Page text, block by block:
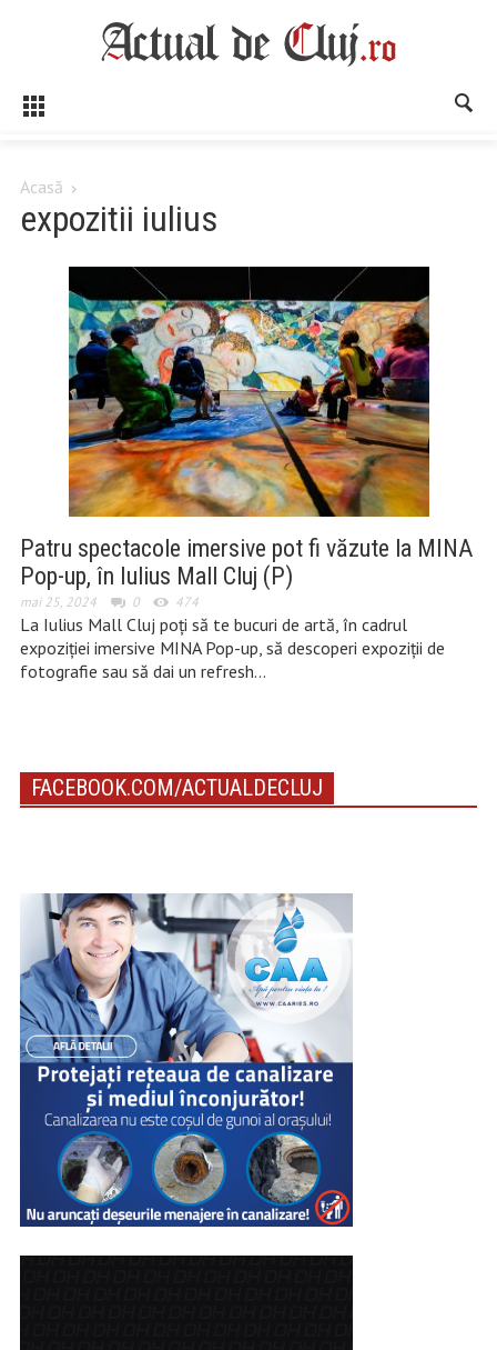
Acasă
expozitii iulius
Patru spectacole imersive pot fi văzute la MINA
Pop-up, în Iulius Mall Cluj (P)
mai 25, 2024 0 474
La Iulius Mall Cluj poți să te bucuri de artă, în cadrul
expoziției imersive MINA Pop-up, să descoperi expoziții de
fotografie sau să dai un refresh…
FACEBOOK.COM/ACTUALDECLUJ